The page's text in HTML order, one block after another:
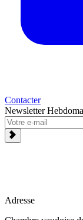
Contacter
Newsletter
Adresse